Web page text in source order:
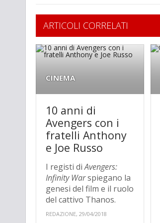
ARTICOLI CORRELATI
CINEMA
10 anni di
Avengers con i
fratelli Anthony
e Joe Russo
I registi diAvengers:
Infinity Warspiegano la
genesi del film e il ruolo
del cattivo Thanos.
REDAZIONE, 29/04/2018